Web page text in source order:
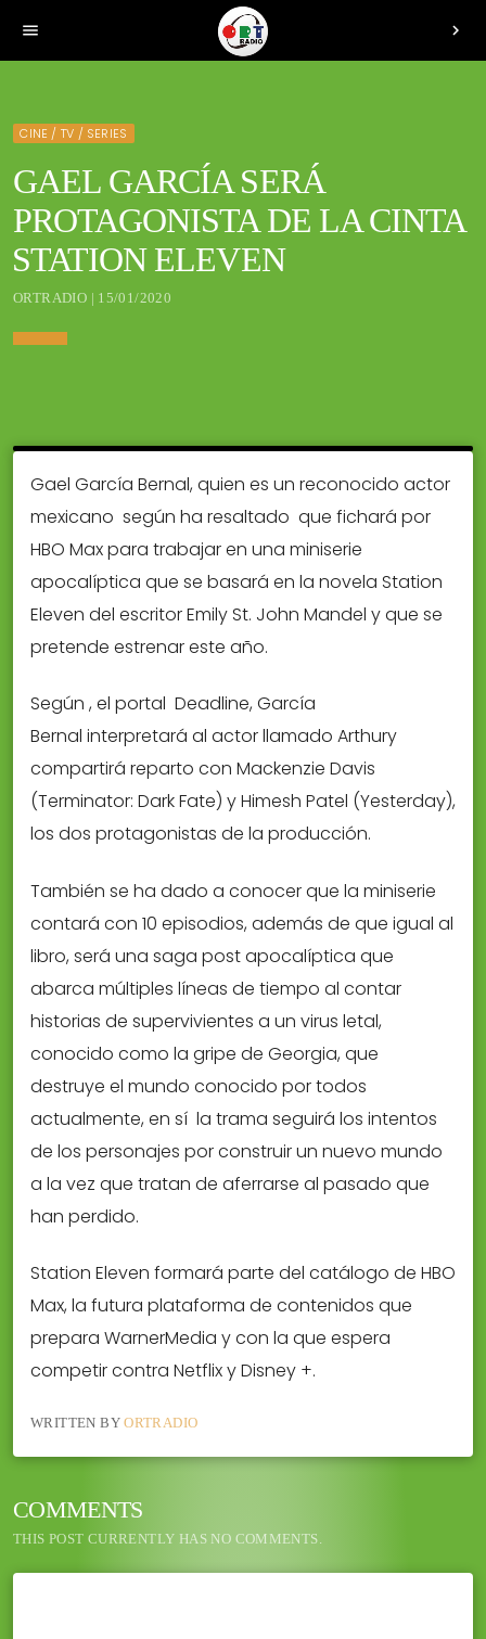
menu chevron_right
CINE / TV / SERIES
GAEL GARCÍA SERÁ
PROTAGONISTA DE LA CINTA
STATION ELEVEN
ORTRADIO | 15/01/2020
Gael García Bernal, quien es un reconocido actor
mexicano según ha resaltado que fichará por
HBO Max para trabajar en una miniserie
apocalíptica que se basará en la novela Station
Eleven del escritor Emily St. John Mandel y que se
pretende estrenar este año.
Según , el portal Deadline, García
Bernal interpretará al actor llamado Arthury
compartirá reparto con Mackenzie Davis
(Terminator: Dark Fate) y Himesh Patel (Yesterday),
los dos protagonistas de la producción.
También se ha dado a conocer que la miniserie
contará con 10 episodios, además de que igual al
libro, será una saga post apocalíptica que
abarca múltiples líneas de tiempo al contar
historias de supervivientes a un virus letal,
conocido como la gripe de Georgia, que
destruye el mundo conocido por todos
actualmente, en sí la trama seguirá los intentos
de los personajes por construir un nuevo mundo
a la vez que tratan de aferrarse al pasado que
han perdido.
Station Eleven formará parte del catálogo de HBO
Max, la futura plataforma de contenidos que
prepara WarnerMedia y con la que espera
competir contra Netflix y Disney +.
WRITTEN BYORTRADIO
COMMENTS
THIS POST CURRENTLY HAS NO COMMENTS.